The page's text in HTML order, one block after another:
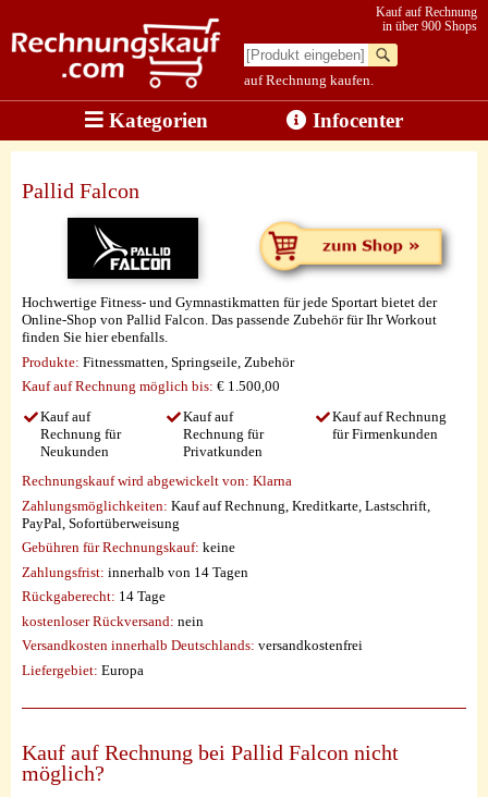
auf Rechnung kaufen.
Kauf auf Rechnung
in über 900 Shops
Kategorien Infocenter
Pallid Falcon
Hochwertige Fitness- und Gymnastikmatten für jede Sportart bietet der
Online-Shop von Pallid Falcon. Das passende Zubehör für Ihr Workout
finden Sie hier ebenfalls.
Produkte: Fitnessmatten, Springseile, Zubehör
Kauf auf Rechnung möglich bis: € 1.500,00
Kauf auf
Rechnung für
Neukunden
Kauf auf
Rechnung für
Privatkunden
Kauf auf Rechnung
für Firmenkunden
Rechnungskauf wird abgewickelt von: Klarna
Zahlungsmöglichkeiten: Kauf auf Rechnung, Kreditkarte, Lastschrift,
PayPal, Sofortüberweisung
Gebühren für Rechnungskauf: keine
Zahlungsfrist: innerhalb von 14 Tagen
Rückgaberecht: 14 Tage
kostenloser Rückversand: nein
Versandkosten innerhalb Deutschlands: versandkostenfrei
Liefergebiet: Europa
Kauf auf Rechnung bei Pallid Falcon nicht
möglich?